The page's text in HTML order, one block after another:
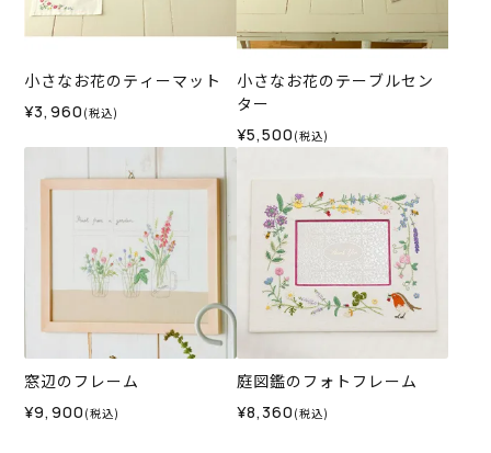
小さなお花のティーマット
¥3,960 (税込)
小さなお花のテーブルセン
ター
¥5,500 (税込)
窓辺のフレーム
¥9,900 (税込)
庭図鑑のフォトフレーム
¥8,360 (税込)